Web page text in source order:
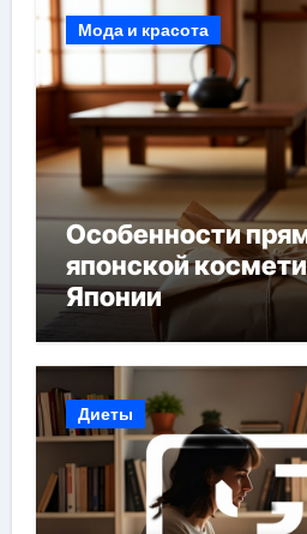
Мода и красота
Особенности
японской
Японии
Диеты